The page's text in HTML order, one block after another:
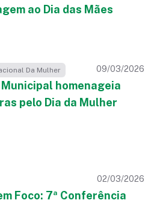
ao Dia das Mães
Da Mulher 09/03/2026
homenageia
pelo Dia da Mulher
02/03/2026
Foco: 7ª Conferência